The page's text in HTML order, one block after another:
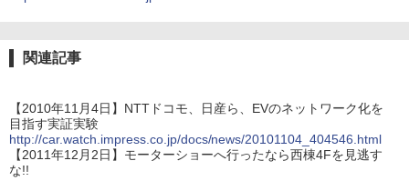
関連記事
【2010年11月4日】NTTドコモ、日産ら、EVのネットワーク化を
目指す実証実験
http://car.watch.impress.co.jp/docs/news/20101104_404546.html
【2011年12月2日】モーターショーへ行ったなら西棟4Fを見逃す
な!!